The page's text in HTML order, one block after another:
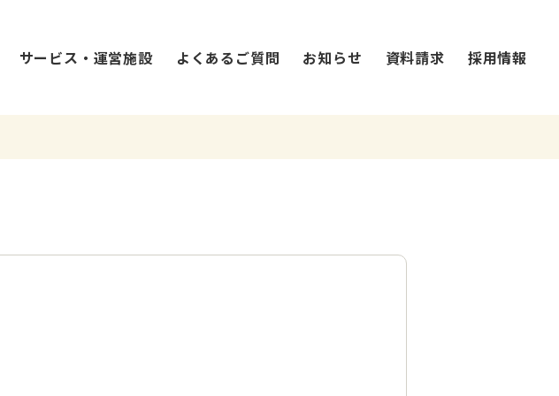
サービス・運営施設 よくあるご質問 お知らせ 資料請求 採用情報